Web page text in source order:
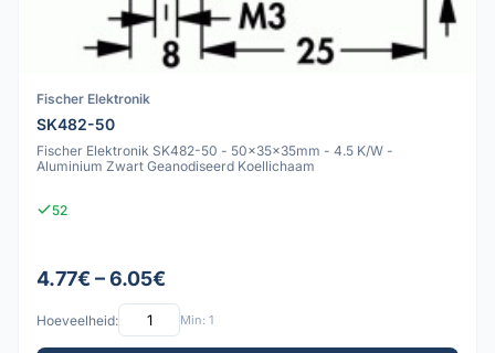
Fischer Elektronik
SK482-50
Fischer Elektronik SK482-50 - 50x35x35mm - 4.5 K/W -
Aluminium Zwart Geanodiseerd Koellichaam
52
4.77€ – 6.05€
Hoeveelheid: Min: 1